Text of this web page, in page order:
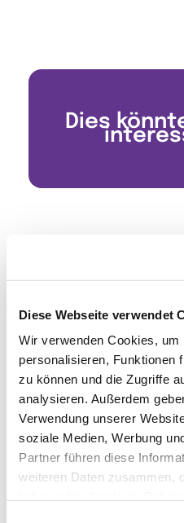
Diese Webseite verwendet
Wir verwenden Cookies, um
personalisieren, Funktionen
zu können und die Zugriffe
analysieren. Außerdem
Verwendung unserer
soziale Medien, Werbung
Partner führen diese
weiteren Daten zusammen,
Dies